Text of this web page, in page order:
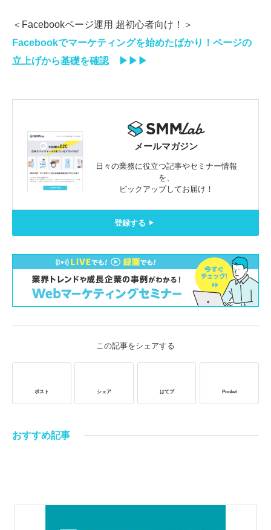
＜Facebookページ運用 超初心者向け！＞
Facebookでマーケティングを始めたばかり！ページの
立上げから基礎を確認 ▶▶▶
メールマガジン
日々の業務に役立つ記事やセミナー情報
を、
ピックアップしてお届け！
登録する
この記事をシェアする
ポスト シェア はてブ Pocket
おすすめ記事